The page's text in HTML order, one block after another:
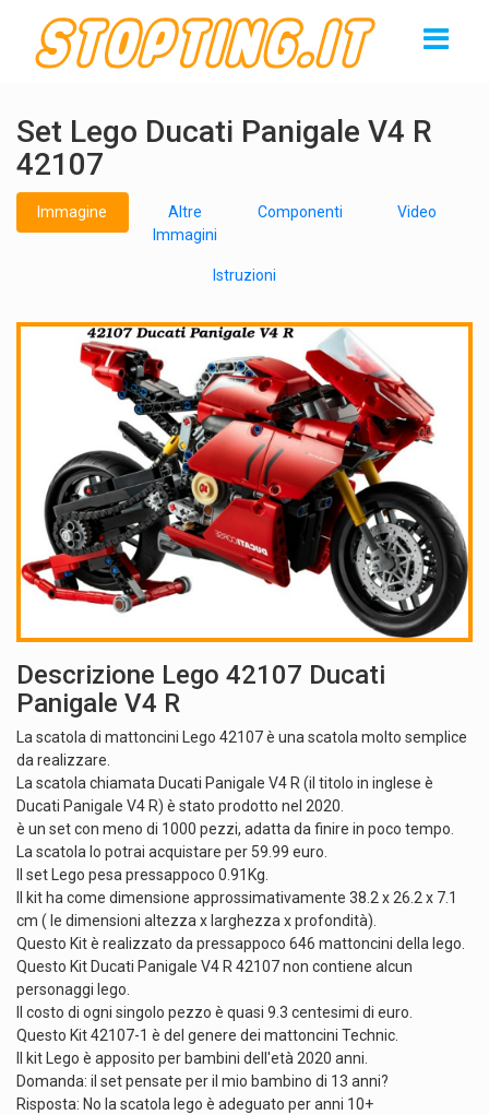
Set Lego Ducati Panigale V4 R
42107
Immagine
Altre
Immagini
Componenti Video
Istruzioni
Descrizione Lego 42107 Ducati
Panigale V4 R
La scatola di mattoncini Lego 42107 è una scatola molto semplice
da realizzare.
La scatola chiamata Ducati Panigale V4 R (il titolo in inglese è
Ducati Panigale V4 R) è stato prodotto nel 2020.
è un set con meno di 1000 pezzi, adatta da finire in poco tempo.
La scatola lo potrai acquistare per 59.99 euro.
Il set Lego pesa pressappoco 0.91Kg.
Il kit ha come dimensione approssimativamente 38.2 x 26.2 x 7.1
cm ( le dimensioni altezza x larghezza x profondità).
Questo Kit è realizzato da pressappoco 646 mattoncini della lego.
Questo Kit Ducati Panigale V4 R 42107 non contiene alcun
personaggi lego.
Il costo di ogni singolo pezzo è quasi 9.3 centesimi di euro.
Questo Kit 42107-1 è del genere dei mattoncini Technic.
Il kit Lego è apposito per bambini dell'età 2020 anni.
Domanda: il set pensate per il mio bambino di 13 anni?
Risposta: No la scatola lego è adeguato per anni 10+